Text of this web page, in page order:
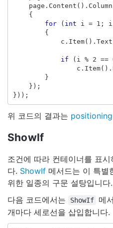
page . Content (). Column
{
for
( int i = 1 ; i
{
c . Item(). Text
if ( i % 2 ==
c . Item().
}
});
}));
위 코드의 결과는
ShowIf
조건에 따라 컨테이너를 표
다. ShowIf 메서드는 이 특별
위한 일종의 구문 설탕입니다.
다음 코드에서는
ShowIf
메
개마다 세로선을 삽입합니다.